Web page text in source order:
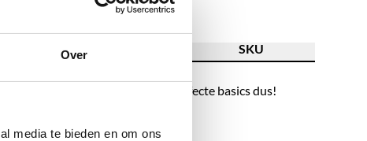
Over
media te bieden en om ons
SKU
overal bij en/of naast.. de perfecte basics dus!